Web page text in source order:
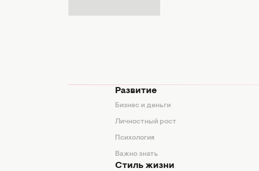
Развитие
Бизнес и деньги
Личностный рост
Психология
Важно знать
Стиль жизни